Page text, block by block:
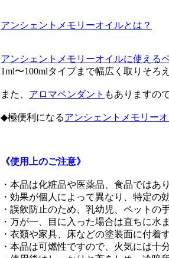
アンシェントメモリーオイルとは？
アンシェントメモリーオイルに使える
1ml〜100mlタイプまで幅広く取りそろ
また、 アロマペンダント もありますの
◆極便利になるアンシェントメモリー
《使用上のご注意》
・本品は化粧品や医薬品、食品ではあ
・効果が個人によって異なり、特定の
・誤飲防止のため、乳幼児、ペットの
・万が一、目に入った場合は直ちに水
・衣類や家具、床などの塗装面に付
・本品は可燃性ですので、火気には十